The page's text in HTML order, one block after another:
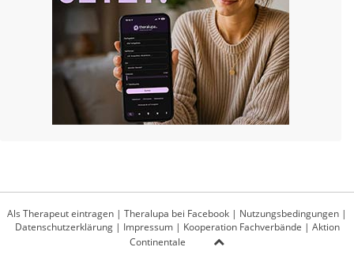
Als Therapeut eintragen | Theralupa bei Facebook | Nutzungsbedingungen |
Datenschutzerklärung| Impressum| Kooperation Fachverbände | Aktion
Continentale